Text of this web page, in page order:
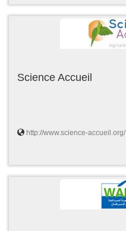
Science Accueil
http://www.science-accueil.org/